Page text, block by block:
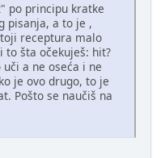
po principu kratke
pisanja, a to je ,
receptura malo
to šta očekuješ: hit?
a ne oseća i ne
je ovo drugo, to je
Pošto se naučiš na